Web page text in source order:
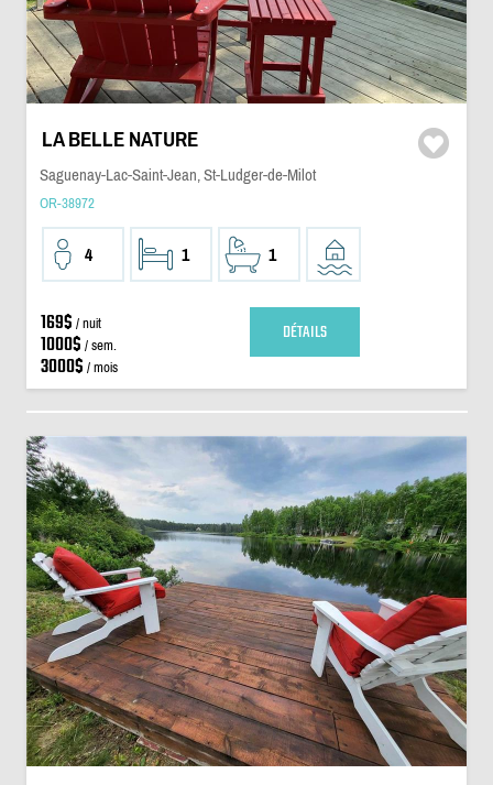
LA BELLE NATURE
Saguenay-Lac-Saint-Jean, St-Ludger-de-Milot
OR-38972
4 1 1
169$ / nuit
1000$ / sem.
3000$ / mois
DÉTAILS